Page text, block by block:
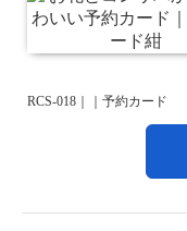
RCS-018｜｜予約カード